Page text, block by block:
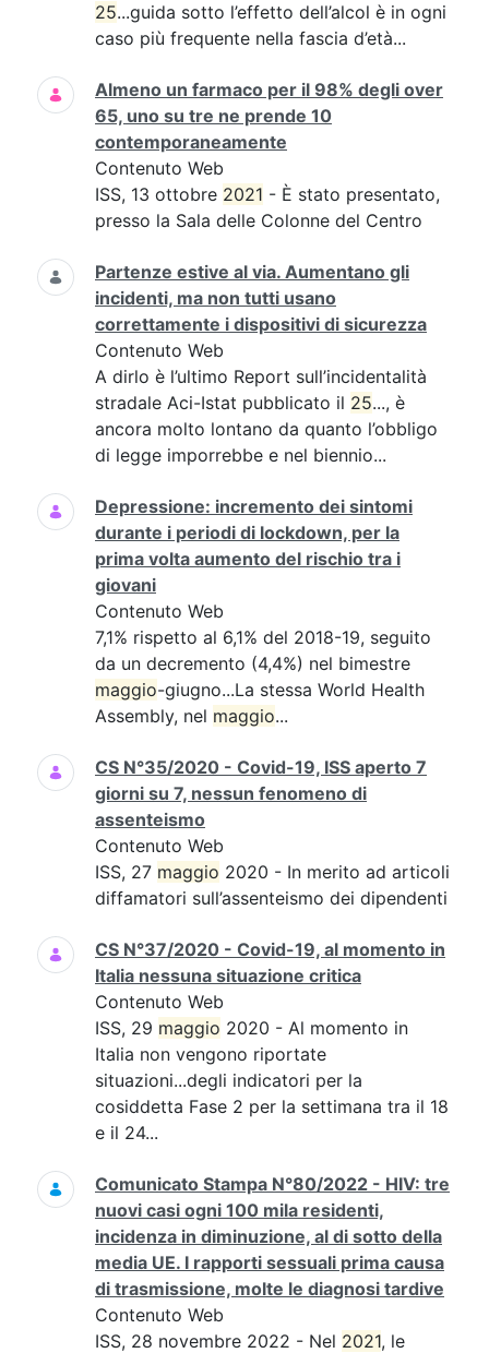
25...guida sotto l’effetto dell’alcol è in ogni
caso più frequente nella fascia d’età...
Almeno un farmaco per il 98% degli over
65, uno su tre ne prende 10
contemporaneamente
Contenuto Web
ISS, 13 ottobre 2021 - È stato presentato,
presso la Sala delle Colonne del Centro
Partenze estive al via. Aumentano gli
incidenti, ma non tutti usano
correttamente i dispositivi di sicurezza
Contenuto Web
A dirlo è l’ultimo Report sull’incidentalità
stradale Aci-Istat pubblicato il 25..., è
ancora molto lontano da quanto l’obbligo
di legge imporrebbe e nel biennio...
Depressione: incremento dei sintomi
durante i periodi di lockdown, per la
prima volta aumento del rischio tra i
giovani
Contenuto Web
7,1% rispetto al 6,1% del 2018-19, seguito
da un decremento (4,4%) nel bimestre
maggio-giugno...La stessa World Health
Assembly, nel maggio...
CS N°35/2020 - Covid-19, ISS aperto 7
giorni su 7, nessun fenomeno di
assenteismo
Contenuto Web
ISS, 27 maggio 2020 - In merito ad articoli
diffamatori sull’assenteismo dei dipendenti
CS N°37/2020 - Covid-19, al momento in
Italia nessuna situazione critica
Contenuto Web
ISS, 29 maggio 2020 - Al momento in
Italia non vengono riportate
situazioni...degli indicatori per la
cosiddetta Fase 2 per la settimana tra il 18
e il 24...
Comunicato Stampa N°80/2022 - HIV: tre
nuovi casi ogni 100 mila residenti,
incidenza in diminuzione, al di sotto della
media UE. I rapporti sessuali prima causa
di trasmissione, molte le diagnosi tardive
Contenuto Web
ISS, 28 novembre 2022 - Nel 2021, le